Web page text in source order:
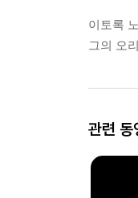
이토록
그의 오
관련 동